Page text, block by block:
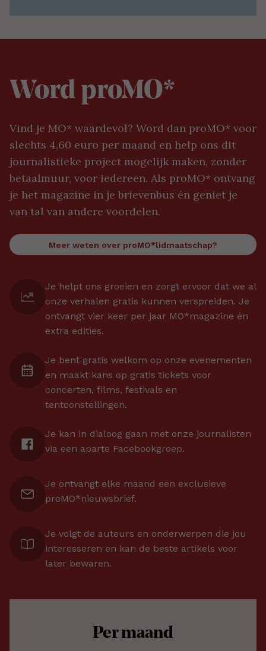
Word proMO*
Vind je MO* waardevol? Word dan proMO* voor
slechts 4,60 euro per maand en help ons dit
journalistieke project mogelijk maken, zonder
betaalmuur, voor iedereen. Als proMO* ontvang
je het magazine in je brievenbus én geniet je
van tal van andere voordelen.
Meer weten over proMO*lidmaatschap?
Je helpt ons groeien en zorgt ervoor dat we al
onze verhalen gratis kunnen verspreiden. Je
ontvangt vier keer per jaar MO*magazine én
extra edities.
Je bent gratis welkom op onze evenementen
en maakt kans op gratis tickets voor
concerten, films, festivals en
tentoonstellingen.
Je kan in dialoog gaan met onze journalisten
via een aparte Facebookgroep.
Je ontvangt elke maand een exclusieve
proMO*nieuwsbrief.
Je volgt de auteurs en onderwerpen die jou
interesseren en kan de beste artikels voor
later bewaren.
Per maand